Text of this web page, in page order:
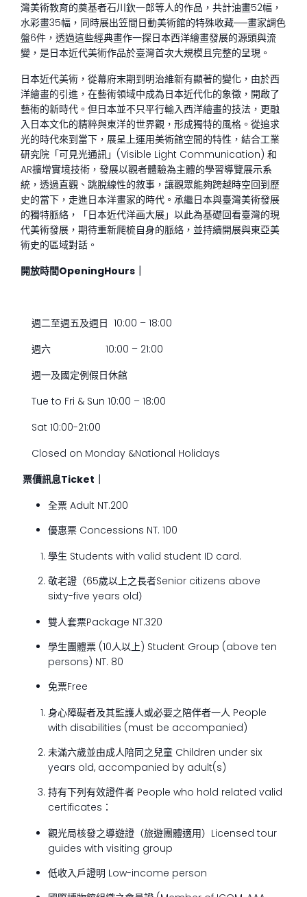
灣美術教育的奠基者石川欽一郎等人的作品，共計油畫52幅，
水彩畫35幅，同時展出笠間日動美術館的特殊收藏──畫家調色
盤6件，透過這些經典畫作一探日本西洋繪畫發展的源頭與流
變，是日本近代美術作品於臺灣首次大規模且完整的呈現。
日本近代美術，從幕府末期到明治維新有顯著的變化，由於西
洋繪畫的引進，在藝術領域中成為日本近代化的象徵，開啟了
藝術的新時代。但日本並不只平行輸入西洋繪畫的技法，更融
入日本文化的精粹與東洋的世界觀，形成獨特的風格。從追求
光的時代來到當下，展呈上運用美術館空間的特性，結合工業
研究院「可見光通訊」(Visible Light Communication) 和
AR擴增實境技術，發展以觀者體驗為主體的學習導覽展示系
統，透過直觀、跳脫線性的敘事，讓觀眾能夠跨越時空回到歷
史的當下，走進日本洋畫家的時代。承繼日本與臺灣美術發展
的獨特脈絡，「日本近代洋画大展」以此為基礎回看臺灣的現
代美術發展，期待重新爬梳自身的脈絡，並持續開展與東亞美
術史的區域對話。
開放時間OpeningHours｜
週二至週五及週日 10:00 – 18:00
週六 10:00 – 21:00
週一及國定例假日休館
Tue to Fri & Sun 10:00 – 18:00
Sat 10:00-21:00
Closed on Monday &National Holidays
票價訊息Ticket｜
全票 Adult NT.200
優惠票 Concessions NT. 100
學生 Students with valid student ID card.
敬老證（65歲以上之長者Senior citizens above
sixty-five years old）
雙人套票Package NT.320
學生團體票 (10人以上) Student Group (above ten
persons) NT. 80
免票Free
身心障礙者及其監護人或必要之陪伴者一人 People
with disabilities (must be accompanied)
未滿六歲並由成人陪同之兒童 Children under six
years old, accompanied by adult(s)
持有下列有效證件者 People who hold related valid
certificates：
觀光局核發之導遊證（旅遊團體適用）Licensed tour
guides with visiting group
低收入戶證明 Low-income person